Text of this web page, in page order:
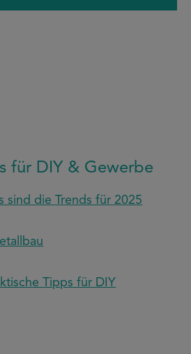
für DIY & Gewerbe
sind die Trends für 2025
Tipps für DIY